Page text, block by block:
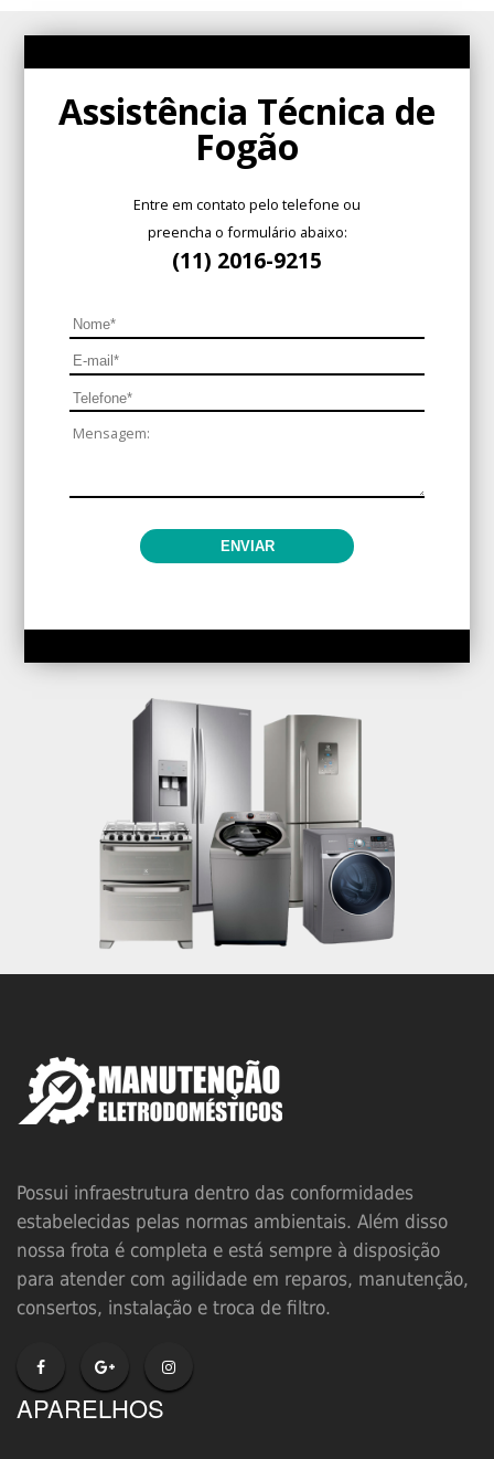
Assistência Técnica de
Fogão
Entre em contato pelo telefone ou
preencha o formulário abaixo:
(11) 2016-9215
Possui infraestrutura dentro das conformidades
estabelecidas pelas normas ambientais. Além disso
nossa frota é completa e está sempre à disposição
para atender com agilidade em reparos, manutenção,
consertos, instalação e troca de filtro.
APARELHOS